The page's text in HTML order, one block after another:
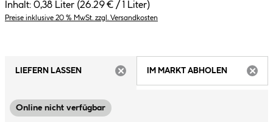
Inhalt: 0,38 Liter (26.29 € / 1 Liter)
Preise inklusive 20 % MwSt. zzgl. Versandkosten
LIEFERN LASSEN
IM MARKT ABHOLEN
Online nicht verfügbar